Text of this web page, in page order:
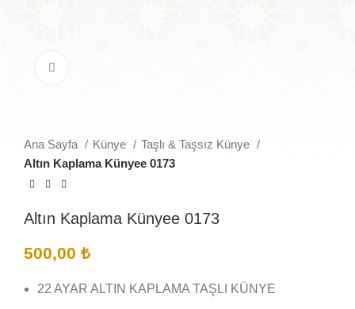
Ana Sayfa Künye
Taşlı & Taşsız Künye
Altın Kaplama Künyee 0173
Altın Kaplama Künyee 0173
500,00 ₺
22 AYAR ALTIN KAPLAMA TAŞLI KÜNYE